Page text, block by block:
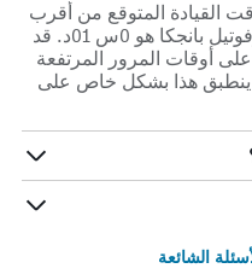
وقت القيادة المتوقع من أقرب
مطار مطار Pangkalpinang إلى نوفوتيل بانجكا هو 0س 01د. قد
أوقات المرور المرتفعة
ينطبق هذا بشكل خاص على
الشائعة